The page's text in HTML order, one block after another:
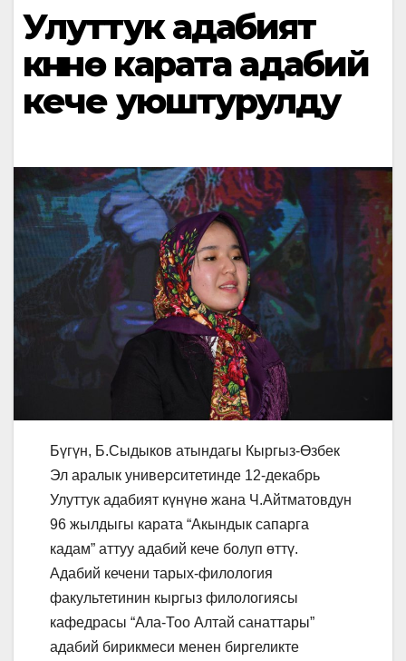
Улуттук адабият
күнүнө карата адабий
кече уюштурулду
Бүгүн, Б.Сыдыков атындагы Кыргыз-Өзбек
Эл аралык университетинде 12-декабрь
Улуттук адабият күнүнө жана Ч.Айтматовдун
96 жылдыгы карата “Акындык сапарга
кадам” аттуу адабий кече болуп өттү.
Адабий кечени тарых-филология
факультетинин кыргыз филологиясы
кафедрасы “Ала-Тоо Алтай санаттары”
адабий бирикмеси менен биргеликте